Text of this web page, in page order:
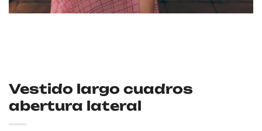
Vestido largo cuadros
abertura lateral